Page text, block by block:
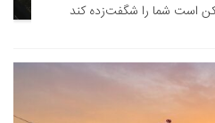
است شما را شگفت‌زده کند